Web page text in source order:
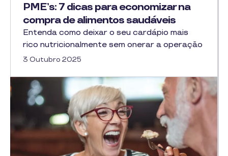
PME’s: 7 dicas para economizar na
compra de alimentos saudáveis
Entenda como deixar o seu cardápio mais
rico nutricionalmente sem onerar a operação
3 Outubro 2025